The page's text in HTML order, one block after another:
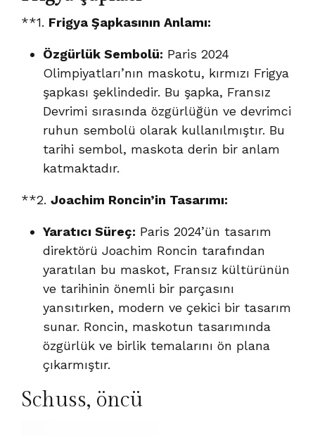
**1. Frigya Şapkasının Anlamı:
Özgürlük Sembolü: Paris 2024
Olimpiyatları’nın maskotu, kırmızı Frigya
şapkası şeklindedir. Bu şapka, Fransız
Devrimi sırasında özgürlüğün ve devrimci
ruhun sembolü olarak kullanılmıştır. Bu
tarihi sembol, maskota derin bir anlam
katmaktadır.
**2. Joachim Roncin’in Tasarımı:
Yaratıcı Süreç: Paris 2024’ün tasarım
direktörü Joachim Roncin tarafından
yaratılan bu maskot, Fransız kültürünün
ve tarihinin önemli bir parçasını
yansıtırken, modern ve çekici bir tasarım
sunar. Roncin, maskotun tasarımında
özgürlük ve birlik temalarını ön plana
çıkarmıştır.
Schuss, öncü